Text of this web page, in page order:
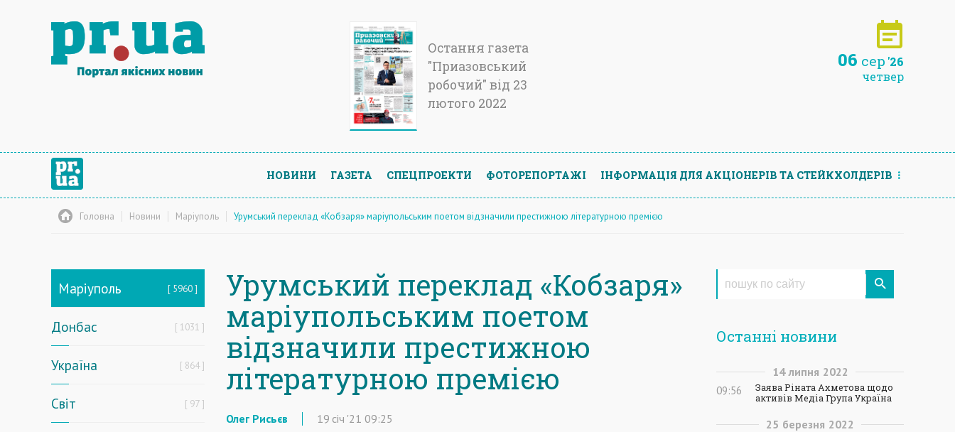
Остання газета
"Приазовський
робочий" від 23
лютого 2022
06 сер '26
четвер
НОВИНИ ГАЗЕТА СПЕЦПРОЕКТИ ФОТОРЕПОРТАЖІ ІНФОРМАЦIЯ ДЛЯ АКЦIОНЕРIВ ТА СТЕЙКХОЛДЕРIВ
Головна Новини Маріуполь Урумський переклад «Кобзаря» маріупольським поетом відзначили престижною літературною премією
Маріуполь 5960
Донбас 1031
Україна 864
Світ 97
Урумський переклад «Кобзаря»
маріупольським поетом
відзначили престижною
літературною премією
Олег Рисьєв 19 січ '21 09:25
Останні новини
14 липня 2022
09:56
Заява Ріната Ахметова щодо
активів Медіа Група Україна
25 березня 2022